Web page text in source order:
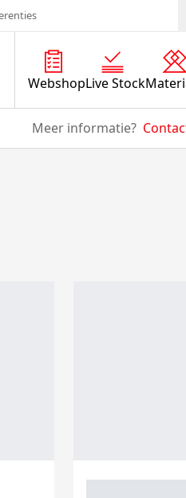
WebshopLive Stock
Meer informatie?